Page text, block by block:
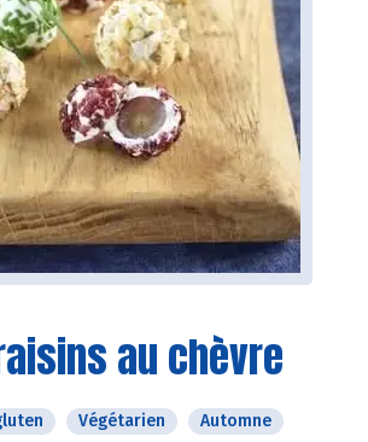
au chèvre
Végétarien Automne